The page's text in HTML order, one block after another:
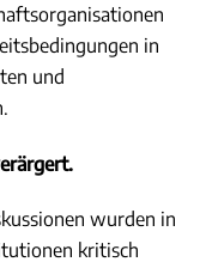
in
und
wurden in
kritisch